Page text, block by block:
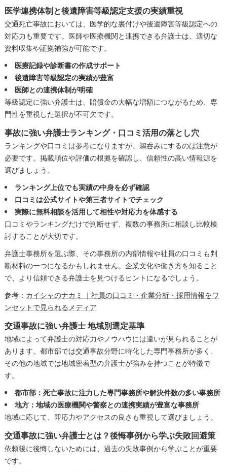
医学連携体制と後遺障害等級認定支援の実績重視
交通死亡事故においては、医学的な裏付けや後遺障害等級認定への
対応力も重要です。医師や医療機関と連携できる弁護士は、適切な
資料収集や証拠補強が可能です。
医療記録や診断書の作成サポート
後遺障害等級認定の実績が豊富
医師との連携体制が明確
等級認定に強い弁護士は、賠償金の大幅な増額につながるため、専
門性を重視した選択が不可欠です。
事故に強い弁護士ランキング・口コミ活用の落とし穴
ランキングや口コミは参考になりますが、鵜呑みにするのは注意が
必要です。掲載順位や評価の根拠を確認し、信頼性の高い情報源を
選びましょう。
ランキング上位でも実績の中身を必ず確認
口コミは公式サイトや第三者サイトでチェック
実際に無料相談を活用して相性や対応力を体感する
口コミやランキングだけで判断せず、複数の事務所に相談し比較検
討することが大切です。
弁護士事務所を選ぶ際、その事務所の内部情報や社員の口コミも判
断材料の一つになるかもしれません。企業文化や働き方を知ること
で、より信頼できる弁護士を見つけるヒントになるでしょう。
参考： カイシャのナカミ ｜社員の口コミ・企業分析・採用情報をワ
ンセットで見られるメディア
交通事故に強い弁護士 地域別選定基準
地域によって弁護士の対応力やノウハウには違いが見られることが
あります。都市部では交通事故分野に特化した専門事務所が多く、
その他の地域では地域密着型の弁護士が強みを持つことが特徴で
す。
都市部：死亡事故に注力した専門事務所や解決件数の多い事務所
地方：地域の医療機関や警察との連携実績が豊富な事務所
地域に応じて、即応力やアクセスの良さも重視して選びましょう。
交通事故に強い弁護士とは？後悔事例から学ぶ失敗回避策
依頼後に後悔しないためには、過去の失敗事例から学ぶことが重要
です。